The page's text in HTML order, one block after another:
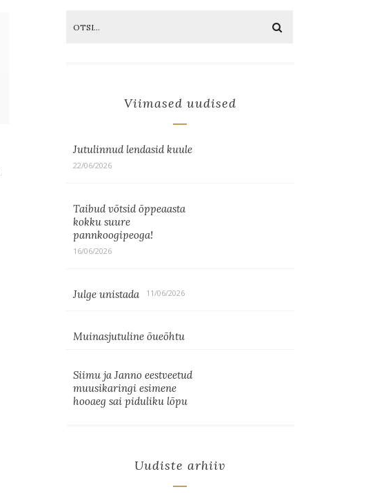
Viimased uudised
Jutulinnud lendasid kuule
22/06/2026
Taibud võtsid õppeaasta
kokku suure
pannkoogipeoga!
16/06/2026
Julge unistada 11/06/2026
Muinasjutuline õueõhtu
Siimu ja Janno eestveetud
muusikaringi esimene
hooaeg sai piduliku lõpu
Uudiste arhiiv